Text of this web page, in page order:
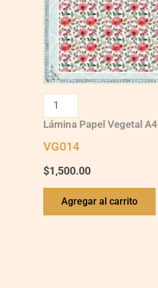
Lámina Papel Vegetal A4
VG014
$1,500.00
Agregar al carrito